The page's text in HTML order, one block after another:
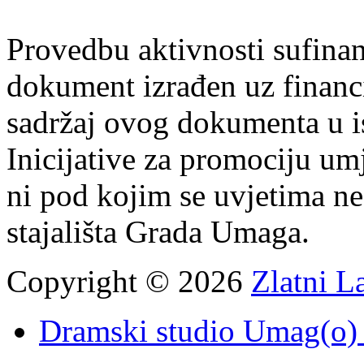
Provedbu aktivnosti
dokument izrađen uz
sadržaj ovog dokumenta
Inicijative za promociju
ni pod kojim se uvjetima
stajališta Grada Umaga.
Copyright © 2026 Zlatni
Dramski studio